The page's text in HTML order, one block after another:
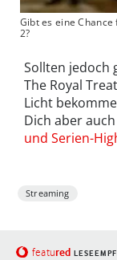
Gibt es eine
2?
Sollten jedoch
The Royal
Licht
Dich aber
und Serien-
Streaming
featured